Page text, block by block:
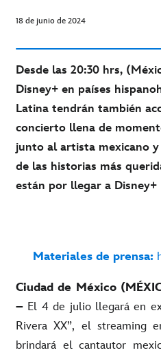
18 de junio de 2024
Desde las 20:30 hrs,
Disney+ en países
Latina tendrán también
concierto llena de
junto al artista mexicano
de las historias más
están por llegar a Disney+
Materiales de prensa:
Ciudad de México
– El 4 de julio llegará en
Rivera XX”, el streaming
brindará el cantautor